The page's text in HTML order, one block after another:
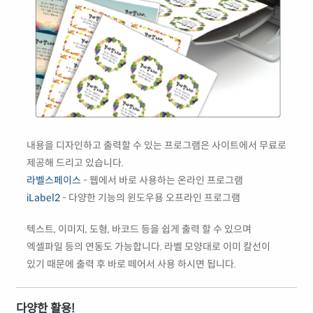
내용을 디자인하고 출력할 수 있는 프로그램은 사이트에서 무료로
제공해 드리고 있습니다.
라벨스페이스 - 웹에서 바로 사용하는 온라인 프로그램
iLabel2- 다양한 기능의 윈도우용 오프라인 프로그램
텍스트, 이미지, 도형, 바코드 등을 쉽게 출력 할 수 있으며
엑셀파일 등의 연동도 가능합니다. 라벨 모양대로 이미 칼선이
있기 때문에 출력 후 바로 떼어서 사용 하시면 됩니다.
다양한 활용!